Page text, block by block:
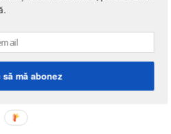
să mă abonez